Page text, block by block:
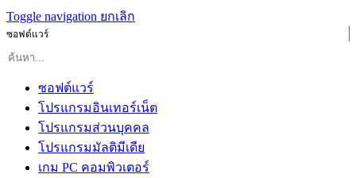
Toggle navigation ยกเลิก
ซอฟต์แวร์
ซอฟต์แวร์
โปรแกรมอินเทอร์เน็ต
โปรแกรมส่วนบุคคล
โปรแกรมมัลติมีเดีย
เกม PC คอมพิวเตอร์